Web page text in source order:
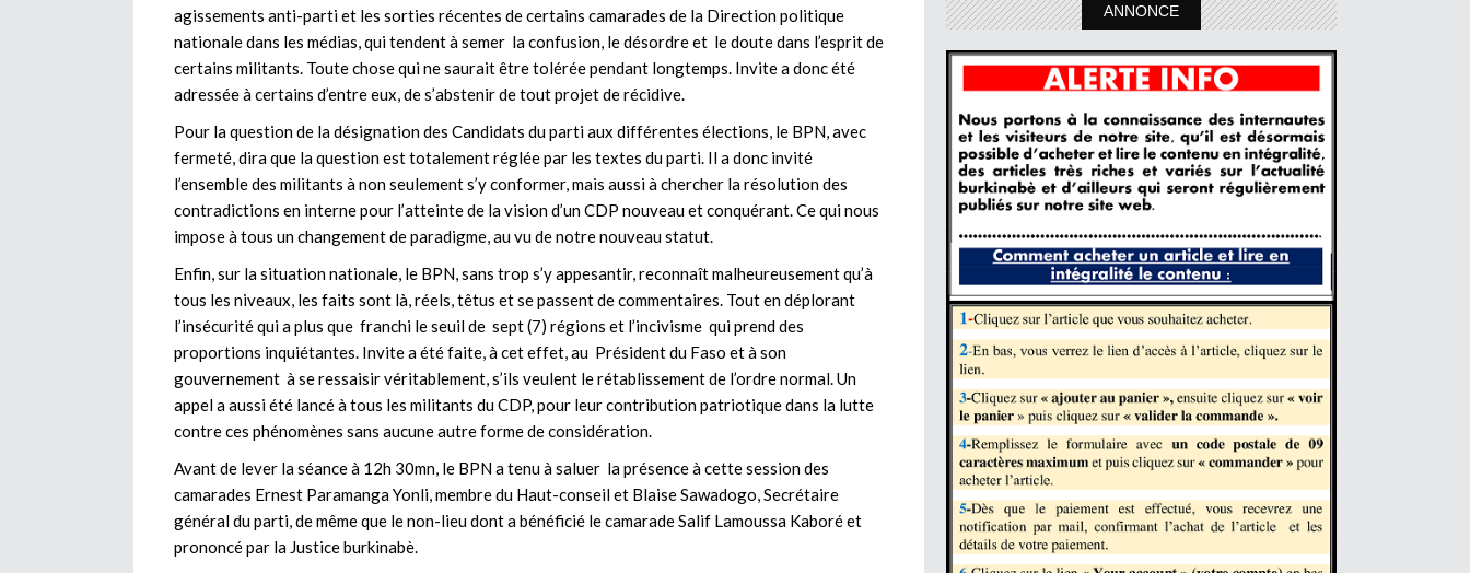
agissements anti-parti et les sorties récentes de certains camarades de la Direction politique
nationale dans les médias, qui tendent à semer la confusion, le désordre et le doute dans l’esprit de
certains militants. Toute chose qui ne saurait être tolérée pendant longtemps. Invite a donc été
adressée à certains d’entre eux, de s’abstenir de tout projet de récidive.
Pour la question de la désignation des Candidats du parti aux différentes élections, le BPN, avec
fermeté, dira que la question est totalement réglée par les textes du parti. Il a donc invité
l’ensemble des militants à non seulement s’y conformer, mais aussi à chercher la résolution des
contradictions en interne pour l’atteinte de la vision d’un CDP nouveau et conquérant. Ce qui nous
impose à tous un changement de paradigme, au vu de notre nouveau statut.
Enfin, sur la situation nationale, le BPN, sans trop s’y appesantir, reconnaît malheureusement qu’à
tous les niveaux, les faits sont là, réels, têtus et se passent de commentaires. Tout en déplorant
l’insécurité qui a plus que franchi le seuil de sept (7) régions et l’incivisme qui prend des
proportions inquiétantes. Invite a été faite, à cet effet, au Président du Faso et à son
gouvernement à se ressaisir véritablement, s’ils veulent le rétablissement de l’ordre normal. Un
appel a aussi été lancé à tous les militants du CDP, pour leur contribution patriotique dans la lutte
contre ces phénomènes sans aucune autre forme de considération.
Avant de lever la séance à 12h 30mn, le BPN a tenu à saluer la présence à cette session des
camarades Ernest Paramanga Yonli, membre du Haut-conseil et Blaise Sawadogo, Secrétaire
général du parti, de même que le non-lieu dont a bénéficié le camarade Salif Lamoussa Kaboré et
prononcé par la Justice burkinabè.
ANNONCE